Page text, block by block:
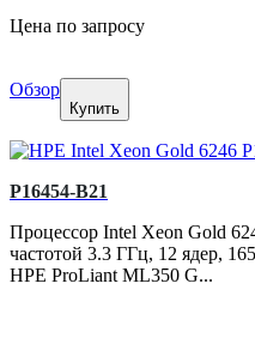
Цена по запросу
Обзор
Купить
P16454-B21
Процессор Intel Xeon Gold
частотой 3.3 ГГц, 12 ядер,
HPE ProLiant ML350 G...